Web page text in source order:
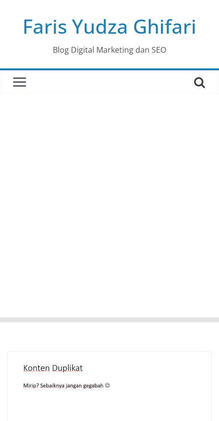
contentFaris Yudza Ghifari
Blog Digital Marketing dan SEO